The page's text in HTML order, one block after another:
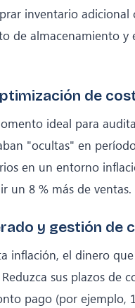
inventario
de almacenamiento y
de
ideal para
"ocultas" en
en un entorno
un 8 % más de ventas.
y gestión de
inflación, el dinero
sus plazos de
pago (por ejemplo,